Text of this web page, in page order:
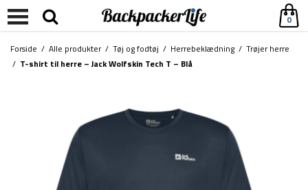
0
Forside / Alle produkter/ Tøj og fodtøj / Herrebeklædning / Trøjer herre
/ T-shirt til herre – Jack Wolfskin Tech T – Blå